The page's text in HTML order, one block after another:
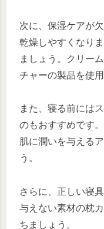
次に、保湿ケアが
乾燥しやすくなり
ましょう。クリー
チャーの製品を使
また、寝る前には
のもおすすめです
肌に潤いを与える
う。
さらに、正しい寝
与えない素材の枕
ちましょう。